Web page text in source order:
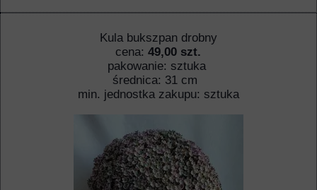
Kula bukszpan drobny
cena: 49,00 szt.
pakowanie: sztuka
średnica: 31 cm
min. jednostka zakupu: sztuka